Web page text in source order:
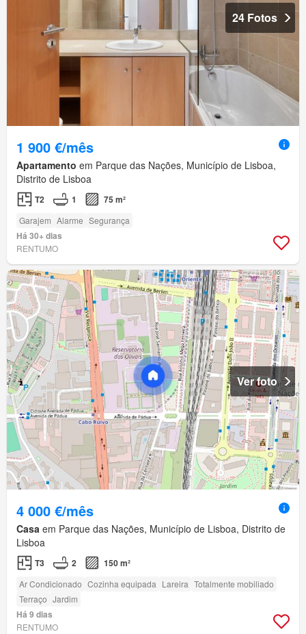
24 Fotos
1 900 €/mês
Apartamento em Parque das Nações, Município de Lisboa,
Distrito de Lisboa
T2 1 75 m²
Garajem Alarme Segurança
Há 30+ dias
RENTUMO
Ver foto
4 000 €/mês
Casa em Parque das Nações, Município de Lisboa, Distrito de
Lisboa
T3 2 150 m²
Ar Condicionado Cozinha equipada Lareira Totalmente mobiliado
Terraço Jardim
Há 9 dias
RENTUMO